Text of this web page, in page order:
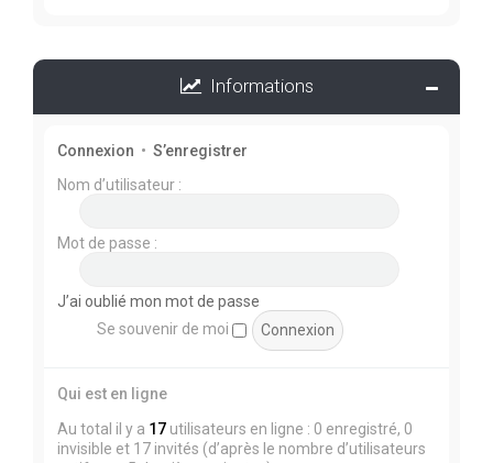
Informations
Connexion • S’enregistrer
Nom d’utilisateur :
Mot de passe :
J’ai oublié mon mot de passe
Se souvenir de moi
Qui est en ligne
Au total il y a 17 utilisateurs en ligne : 0 enregistré, 0
invisible et 17 invités (d’après le nombre d’utilisateurs